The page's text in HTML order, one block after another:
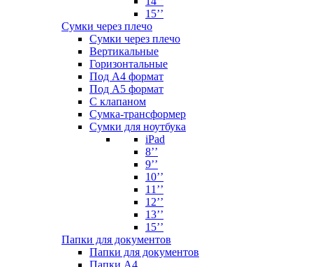
15’’
Сумки через плечо
Сумки через плечо
Вертикальные
Горизонтальные
Под А4 формат
Под А5 формат
С клапаном
Сумка-трансформер
Сумки для ноутбука
iPad
8’’
9’’
10’’
11’’
12’’
13’’
15’’
Папки для документов
Папки для документов
Папки А4